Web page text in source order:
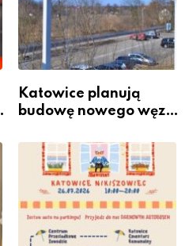
Katowice planują
budowę nowego węzła
Podlesiu